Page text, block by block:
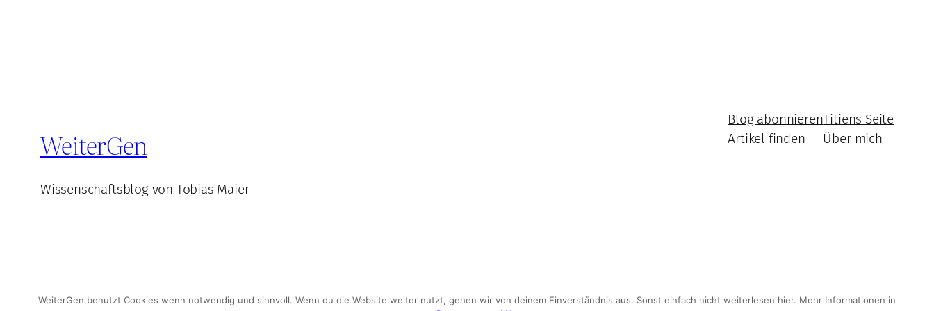
WeiterGen
Wissenschaftsblog von Tobias Maier
Blog abonnieren
Artikel finden
Titiens Seite
Über mich
WeiterGen benutzt Cookies wenn notwendig und sinnvoll. Wenn du die Website weiter nutzt, gehen wir von deinem Einverständnis aus. Sonst einfach nicht weiterlesen hier. Mehr Informationen in